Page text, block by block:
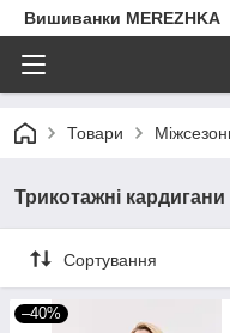
Вишиванки MEREZHKA
Товари
Трикотажні кардигани
Сортування
–40%